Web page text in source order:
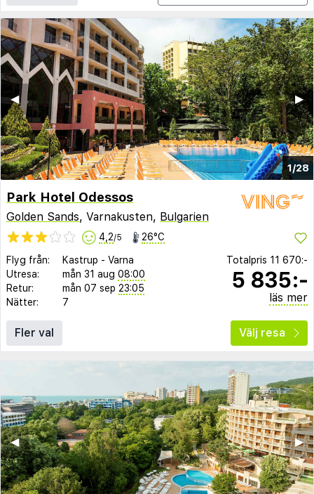
1/28
▶︎
◀︎
Park Hotel Odessos
Golden Sands, Varnakusten, Bulgarien
4,2/5 26°C
Flyg från: Kastrup - Varna
Utresa:
mån 31 aug 08:00
Retur:
mån 07 sep 23:05
Nätter:
7
Totalpris 11 670:-
5 835:-
läs mer
Fler val Välj resa
▶︎
◀︎